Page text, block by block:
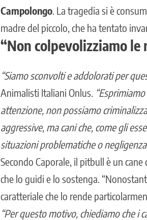
Campolongo . La tragedia si è
madre del piccolo , che ha tentato
“Non colpevolizziamo le
“Siamo sconvolti e addolorati per
Animalisti Italiani Onlus .
attenzione, non possiamo
aggressive, ma cani che, come gli
situazioni problematiche o
Secondo Caporale, il pitbull è un
che lo guidi e lo sostenga.
caratteriale che lo rende
“Per questo motivo, chiediamo che i